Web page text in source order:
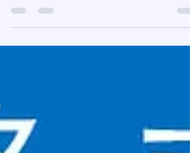
理公司執行長，同時也是優視頻道財經趨勢主講
神學院的跨文化宣教博士學位，並獲得美國基督工
人神學院的教牧碩士學位。 本期内容如下：...